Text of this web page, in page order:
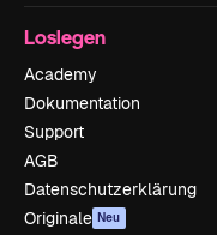
Loslegen
Academy
Dokumentation
Support
AGB
Datenschutzerklärung
Originale Neu